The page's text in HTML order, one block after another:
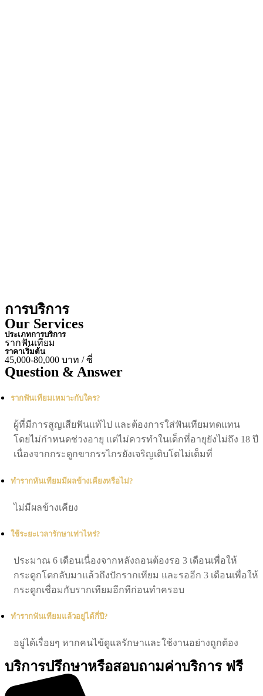
การบริการ
Our Services
ประเภทการบริการ
รากฟันเทียม
ราคาเริ่มต้น
45,000-80,000 บาท / ซี่
Question & Answer
รากฟันเทียมเหมาะกับใคร?
ผู้ที่มีการสูญเสียฟันแท้ไป และต้องการใส่ฟันเทียมทดแทน
โดยไม่กำหนดช่วงอายุ แต่ไม่ควรทำในเด็กที่อายุยังไม่ถึง 18 ปี
เนื่องจากกระดูกขากรรไกรยังเจริญเติบโตไม่เต็มที่
ทำรากหันเทียมมีผลข้างเคียงหรือไม่?
ไม่มีผลข้างเคียง
ใช้ระยะเวลารักษาเท่าไหร่?
ประมาณ 6 เดือนเนื่องจากหลังถอนต้องรอ 3 เดือนเพื่อให้
กระดูกโตกลับมาแล้วถึงปักรากเทียม และรออีก 3 เดือนเพื่อให้
กระดูกเชื่อมกับรากเทียมอีกทีก่อนทำครอบ
ทำรากฟันเทียมแล้วอยู่ได้กี่ปี?
อยู่ได้เรื่อยๆ หากคนไข้ดูแลรักษาและใช้งานอย่างถูกต้อง
บริการปรึกษาหรือสอบถามค่าบริการ ฟรี